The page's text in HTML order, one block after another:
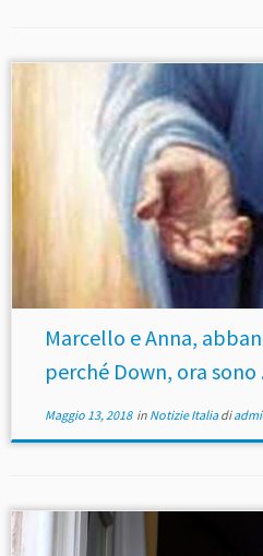
Marcello e Anna,
perché Down, ora sono
Maggio 13, 2018in Notizie Italiadi